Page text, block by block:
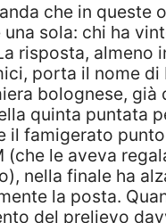
che in queste
una sola: chi ha
risposta, almeno
porta il nome di
bolognese, già
quinta puntata
il famigerato
(che le aveva
nella finale ha
la posta.
del prelievo